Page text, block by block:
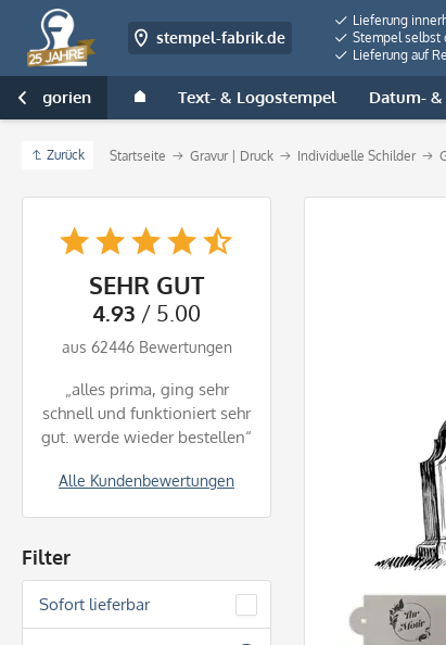
stempel-fabrik.de
Lieferung
Stempel selbst
Lieferung auf
Kategorien Text- & Logostempel Datum-

Zurück Startseite Gravur | Druck Individuelle Schilder
SEHR GUT
4.93 / 5.00
aus 62446 Bewertungen
Alle Kundenbewertungen
„alles prima, ging sehr
schnell und funktioniert sehr
gut. werde wieder bestellen“
Filter
Sofort lieferbar